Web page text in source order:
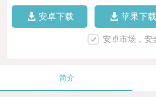
安卓下载 苹果下载
安卓市场，安
简介